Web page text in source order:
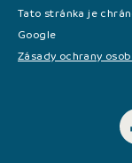
Tato stránka je
Google
Zásady ochrany